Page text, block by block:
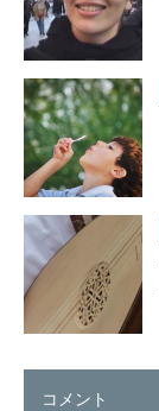
コメント